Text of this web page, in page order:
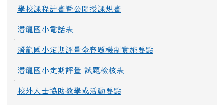
學校課程計畫暨公開授課規畫
潛龍國小電話表
潛龍國小定期評量命審題機制實施要點
潛龍國小定期評量 試題檢核表
校外人士協助教學或活動要點